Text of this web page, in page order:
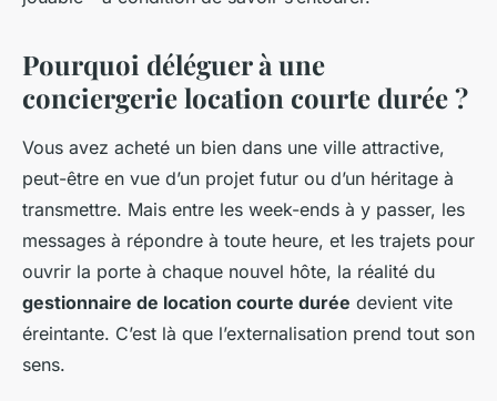
Pourquoi déléguer à une
conciergerie location courte durée ?
Vous avez acheté un bien dans une ville attractive,
peut-être en vue d’un projet futur ou d’un héritage à
transmettre. Mais entre les week-ends à y passer, les
messages à répondre à toute heure, et les trajets pour
ouvrir la porte à chaque nouvel hôte, la réalité du
gestionnaire de location courte durée devient vite
éreintante. C’est là que l’externalisation prend tout son
sens.